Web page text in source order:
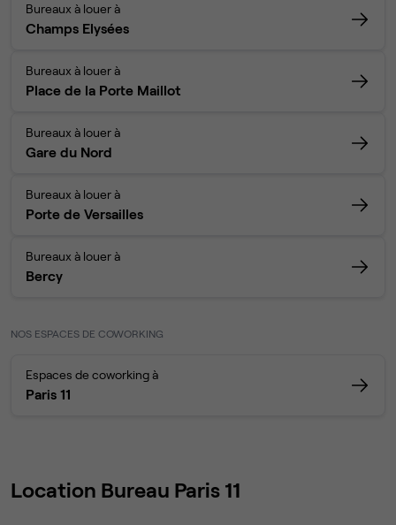
Bureaux à louer à
Champs Elysées
Bureaux à louer à
Place de la Porte Maillot
Bureaux à louer à
Gare du Nord
Bureaux à louer à
Porte de Versailles
Bureaux à louer à
Bercy
NOS ESPACES DE COWORKING
Espaces de coworking à
Paris 11
Location Bureau Paris 11